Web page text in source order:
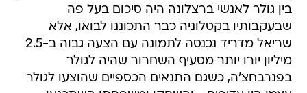
בין גולר לאנשי ברצלונה היה סיכום בעל פה
שבעקבותיו בקטלוניה כבר התכוננו לבואו, אלא
שריאל מדריד נכנסה לתמונה עם הצעה גבוה ב-2.5
מיליון יורו יותר מסעיף השחרור שהיה לגולר
בפנרבחצ'ה, כשגם התנאים הכספיים שהוצעו לגולר